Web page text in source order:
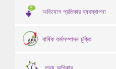
অভিযোগ প্রতিকার ব্যবস্থাপনা
বার্ষিক কর্মসম্পাদন চুক্তি